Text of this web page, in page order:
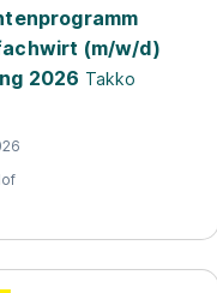
(m/w/d)
2026 Takko